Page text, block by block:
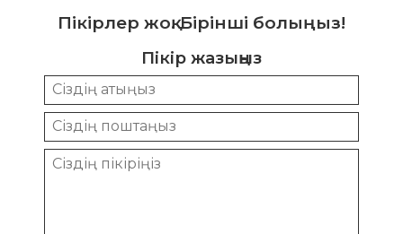
Пікірлер жоқ. Бірінші болыңыз!
Пікір жазыңыз